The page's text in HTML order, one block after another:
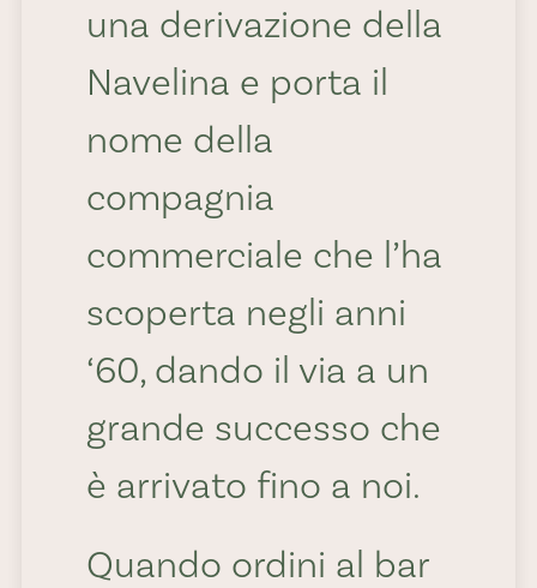
Equilibrata e leggera:
la Washington Navel
è l’arancia da tavola
perfetta, ideale da
gustare dopo il pasto.
Chi dice che gli
agrumi dopo
mangiato sono
pesanti non ha mai
provato una
una derivazione della
Navelina e porta il
nome della
compagnia
commerciale che l’ha
scoperta negli anni
‘60, dando il via a un
grande successo che
è arrivato fino a noi.
Quando ordini al bar